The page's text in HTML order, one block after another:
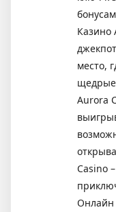
Казино
место,
Aurora
Casino
Онлайн